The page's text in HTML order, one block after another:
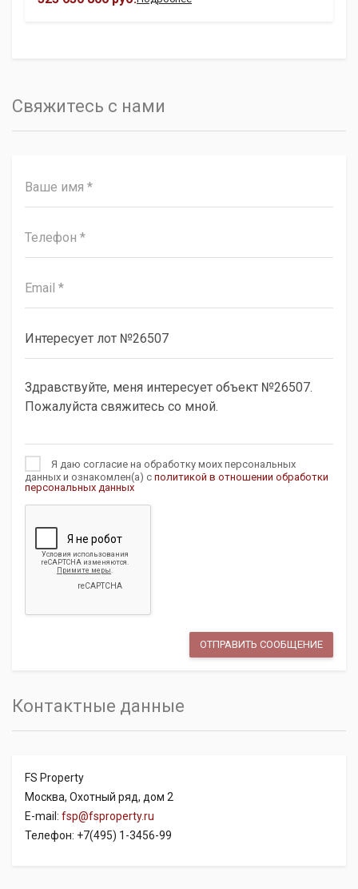
Свяжитесь с нами
Я даю согласие на обработку моих персональных
данных и ознакомлен(а) с политикой в отношении обработки
персональных данных
Контактные данные
FS Property
Москва, Охотный ряд, дом 2
E-mail: fsp@fsproperty.ru
Телефон: +7(495) 1-3456-99